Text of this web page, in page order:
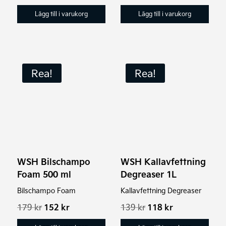
ursprungliga
priset
var:
nuvarande
priset
är:
Lägg till i varukorg
ursprungliga
priset
var:
nuvarande
priset
är:
Lägg till i varukorg
Rea!
WSH Bilschampo
Foam 500 ml
Bilschampo Foam
179kr Det
ursprungliga
152 krDet
nuvarande
Rea!
WSH Kallavfettning
Degreaser 1L
Kallavfettning Degreaser
139kr Det
ursprungliga
118 krDet
nuvarande